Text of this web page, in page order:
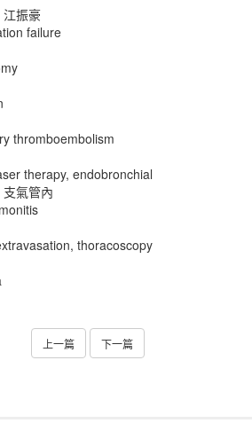
振豪
failure
thromboembolism
therapy, endobronchial
氣管內
thoracoscopy
上一篇 下一篇